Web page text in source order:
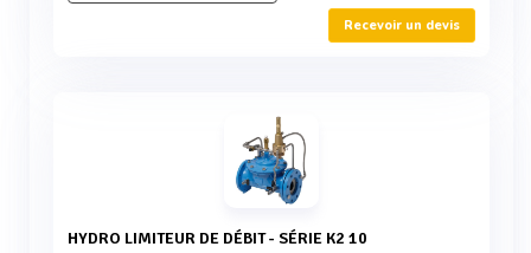
Recevoir un devis
HYDRO LIMITEUR DE DÉBIT - SÉRIE K2 10